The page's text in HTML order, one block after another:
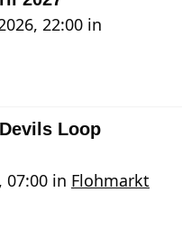
22:00 in
Loop
07:00 in Flohmarkt